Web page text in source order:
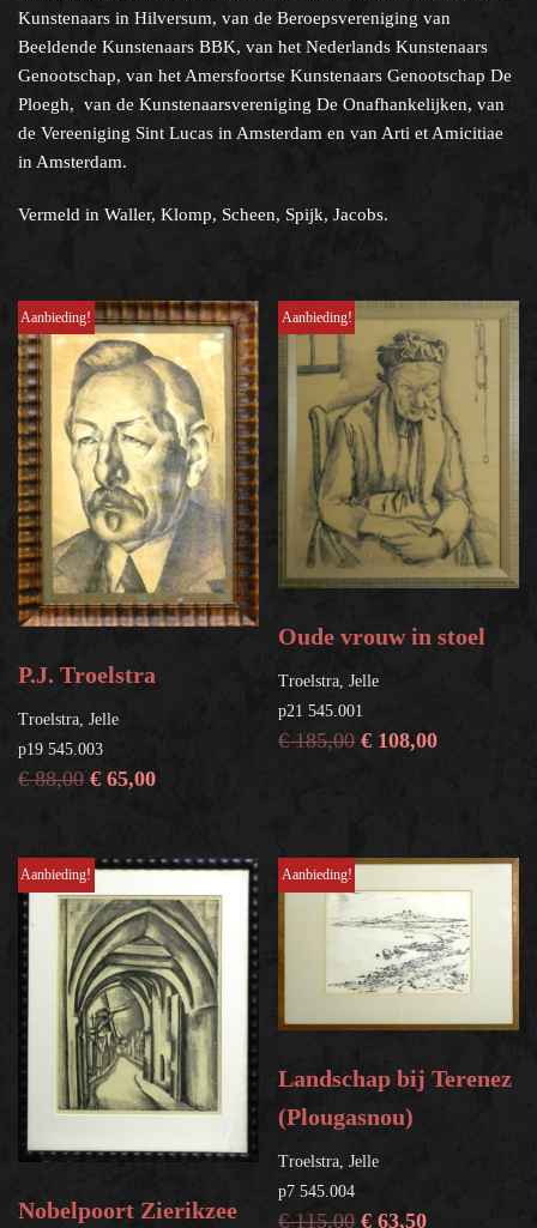
Kunstenaars in Hilversum, van de Beroepsvereniging van
Beeldende Kunstenaars BBK, van het Nederlands Kunstenaars
Genootschap, van het Amersfoortse Kunstenaars Genootschap De
Ploegh, van de Kunstenaarsvereniging De Onafhankelijken, van
de Vereeniging Sint Lucas in Amsterdam en van Arti et Amicitiae
in Amsterdam.
Vermeld in Waller, Klomp, Scheen, Spijk, Jacobs.
Aanbieding!
P.J. Troelstra
Troelstra, Jelle
p19 545.003
€88,00 € 65,00
Aanbieding!
Oude vrouw in stoel
Troelstra, Jelle
p21 545.001
€185,00 € 108,00
Aanbieding!
Nobelpoort Zierikzee
Aanbieding!
Landschap bij Terenez
(Plougasnou)
Troelstra, Jelle
p7 545.004
€115,00 € 63,50